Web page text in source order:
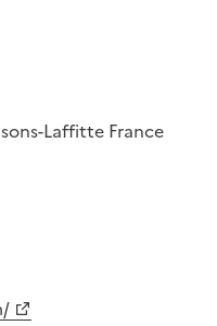
Laffitte France